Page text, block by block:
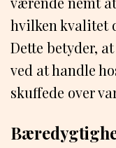
hvilken kvalitet
Dette betyder,
ved at handle
skuffede over